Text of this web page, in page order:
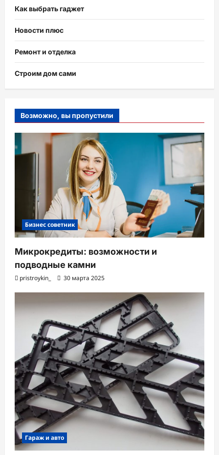
Как выбрать гаджет
Новости плюс
Ремонт и отделка
Строим дом сами
Возможно, вы пропустили
Бизнес советник
Микрокредиты: возможности и
подводные камни
pristroykin_ 30 марта 2025
Гараж и авто